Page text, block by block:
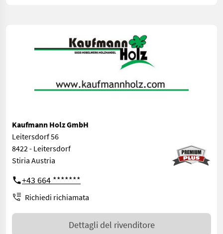
Kaufmann Holz GmbH
Leitersdorf 56
8422 - Leitersdorf
Stiria Austria
+43 664 *******
Richiedi richiamata
Dettagli del rivenditore